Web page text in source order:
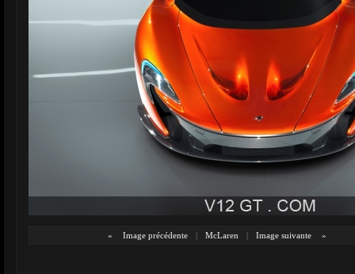
« Image précédente | McLaren | Image suivante »